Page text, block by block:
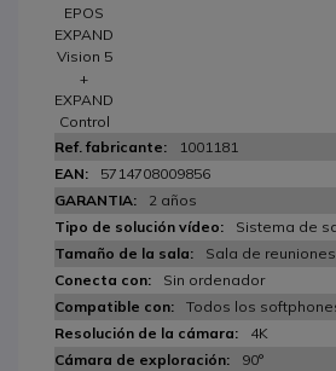
EPOS
EXPAND
Vision 5
+
EXPAND
Control
1001181
5714708009856
2 años
Sistema de
Sala de
Sin ordenador
Todos los
4K
90°